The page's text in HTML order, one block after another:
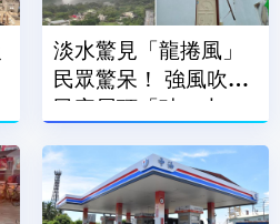
淡水驚見「龍捲風」
民眾驚呆！ 強風吹飛
民宅屋頂「破一大